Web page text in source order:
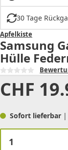
30 Tage
Apfelkiste
Samsung
Hülle
CHF
Sofort lieferbar |